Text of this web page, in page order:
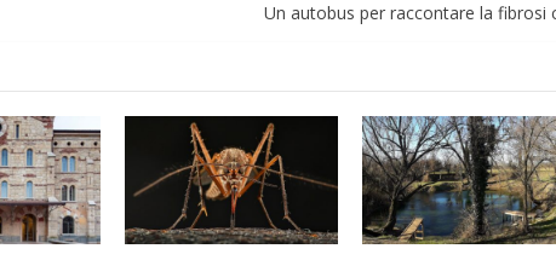
Un autobus per raccontare la fibrosi